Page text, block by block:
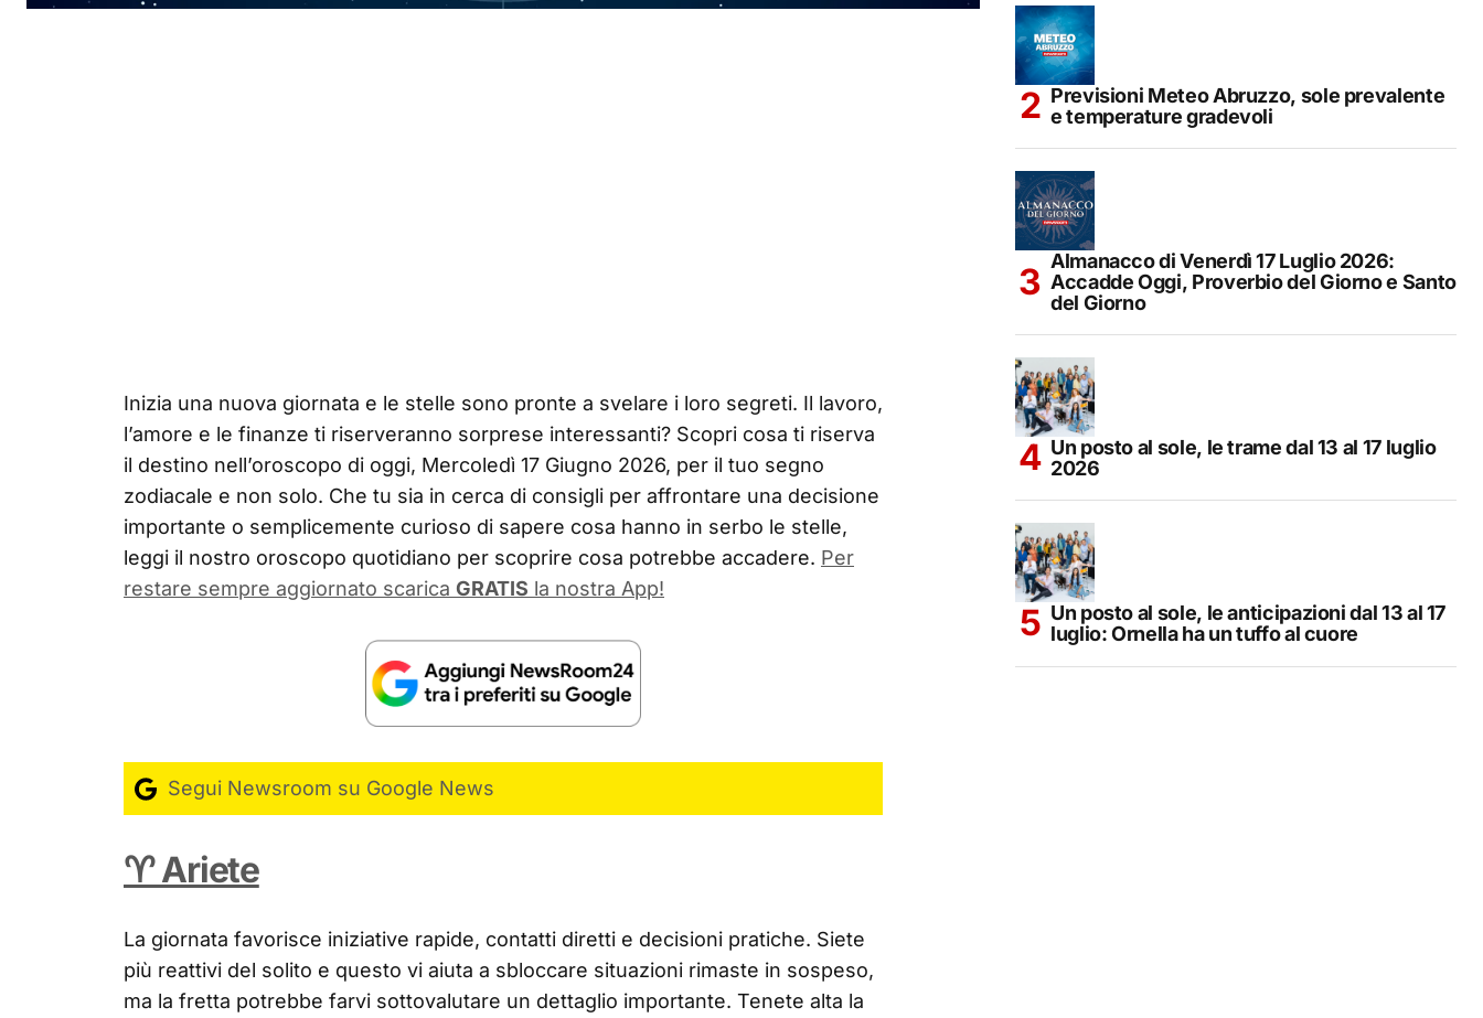
Inizia una nuova giornata e le stelle sono pronte a svelare i loro segreti. Il lavoro,
l’amore e le finanze ti riserveranno sorprese interessanti? Scopri cosa ti riserva
il destino nell’oroscopo di oggi, Mercoledì 17 Giugno 2026, per il tuo segno
zodiacale e non solo. Che tu sia in cerca di consigli per affrontare una decisione
importante o semplicemente curioso di sapere cosa hanno in serbo le stelle,
leggi il nostro oroscopo quotidiano per scoprire cosa potrebbe accadere. Per
restare sempre aggiornato scarica GRATIS la nostra App!
Segui Newsroom su Google News
♈ Ariete
La giornata favorisce iniziative rapide, contatti diretti e decisioni pratiche. Siete
più reattivi del solito e questo vi aiuta a sbloccare situazioni rimaste in sospeso,
ma la fretta potrebbe farvi sottovalutare un dettaglio importante. Tenete alta la
Previsioni Meteo Abruzzo, sole prevalente
e temperature gradevoli
Almanacco di Venerdì 17 Luglio 2026:
Accadde Oggi, Proverbio del Giorno e Santo
del Giorno
Un posto al sole, le trame dal 13 al 17 luglio
2026
Un posto al sole, le anticipazioni dal 13 al 17
luglio: Ornella ha un tuffo al cuore